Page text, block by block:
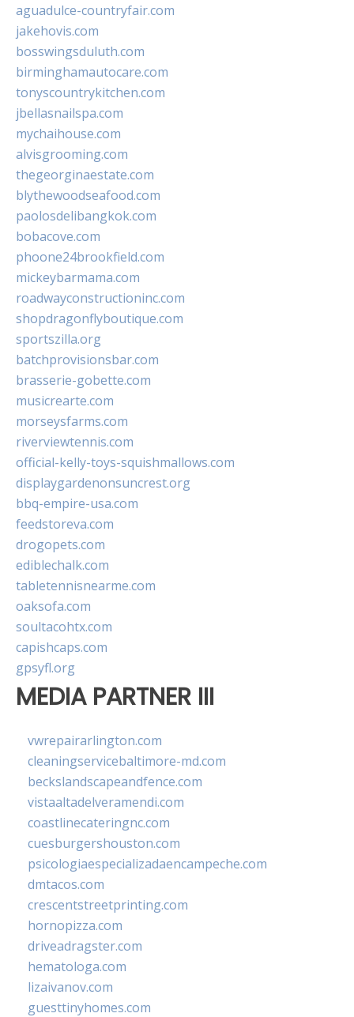
aguadulce-countryfair.com
jakehovis.com
bosswingsduluth.com
birminghamautocare.com
tonyscountrykitchen.com
jbellasnailspa.com
mychaihouse.com
alvisgrooming.com
thegeorginaestate.com
blythewoodseafood.com
paolosdelibangkok.com
bobacove.com
phoone24brookfield.com
mickeybarmama.com
roadwayconstructioninc.com
shopdragonflyboutique.com
sportszilla.org
batchprovisionsbar.com
brasserie-gobette.com
musicrearte.com
morseysfarms.com
riverviewtennis.com
official-kelly-toys-squishmallows.com
displaygardenonsuncrest.org
bbq-empire-usa.com
feedstoreva.com
drogopets.com
ediblechalk.com
tabletennisnearme.com
oaksofa.com
soultacohtx.com
capishcaps.com
gpsyfl.org
MEDIA PARTNER III
vwrepairarlington.com
cleaningservicebaltimore-md.com
beckslandscapeandfence.com
vistaaltadelveramendi.com
coastlinecateringnc.com
cuesburgershouston.com
psicologiaespecializadaencampeche.com
dmtacos.com
crescentstreetprinting.com
hornopizza.com
driveadragster.com
hematologa.com
lizaivanov.com
guesttinyhomes.com